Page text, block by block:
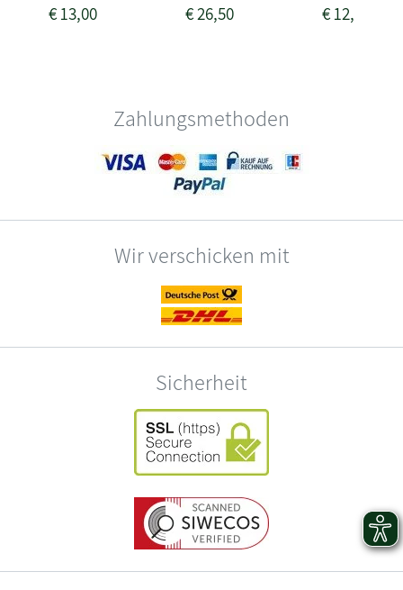
€13,00 €26,50 €12,50
Zahlungsmethoden
Wir verschicken mit
Sicherheit